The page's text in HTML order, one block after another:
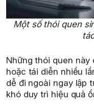
Một số thói quen
Những thói quen
hoặc tái diễn nhiều
dễ đi ngoài ngay lập
khó duy trì hiệu quả